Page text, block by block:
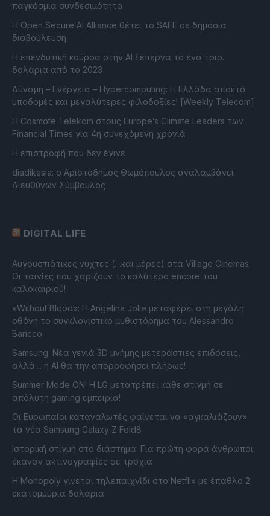
παγκόσμια συνδεσιμότητα
Η Open Secure AI Alliance θέτει το SAFE σε δημόσια
διαβούλευση
Η επενδυτική κούρσα στην AI ξεπερνά το ένα τρισ.
δολάρια από το 2023
Δύναμη – Ενέργεια – Ηypercomputing: Η Ελλάδα αποκτά
υποδομές και μεγαλύτερες φιλοδοξίες! [Weekly Telecom]
Η Cosmote Telekom στους Europe’s Climate Leaders των
Financial Times για 4η συνεχόμενη χρονιά
Η επιστροφή που δεν έγινε
diadikasia: ο Αριστόδημος Θωμόπουλος αναλαμβάνει
Διευθύνων Σύμβουλος
DIGITAL LIFE
Αυγουστιάτικες νύχτες (…και μέρες) στα Village Cinemas:
Οι ταινίες που χαρίζουν το καλύτερο encore του
καλοκαιριού!
«Without Blood»: Η Angelina Jolie μεταφέρει στη μεγάλη
οθόνη το συγκλονιστικό μυθιστόρημα του Alessandro
Baricco
Samsung: Νέα γενιά 3D μνήμης μετεράστιες επιδόσεις,
αλλά… η AI θα την απορροφήσει πλήρως!
Summer Mode ON! Η LG μετατρέπει κάθε στιγμή σε
απόλυτη gaming εμπειρία!
Οι Ευρωπαίοι καταναλωτές φαίνεται να «αγκαλιάζουν»
τα νέα Samsung Galaxy Z Fold8
Ιστορική στιγμή στο διάστημα: Για πρώτη φορά άνθρωποι
έκαναν ακτινογραφίες σε τροχιά
Η Monopoly γίνεται τηλεπαιχνίδι στο Netflix με έπαθλο 2
εκατομμύρια δολάρια